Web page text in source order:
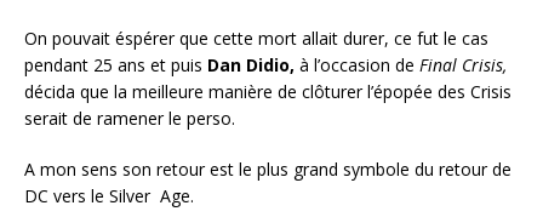
On pouvait éspérer que cette mort allait durer, ce fut le cas
pendant 25 ans et puis Dan Didio, à l’occasion de Final Crisis,
décida que la meilleure manière de clôturer l’épopée des Crisis
serait de ramener le perso.
A mon sens son retour est le plus grand symbole du retour de
DC vers le Silver Age.